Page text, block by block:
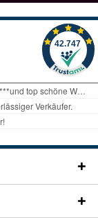
telefonisch erreichbar
09497 1511